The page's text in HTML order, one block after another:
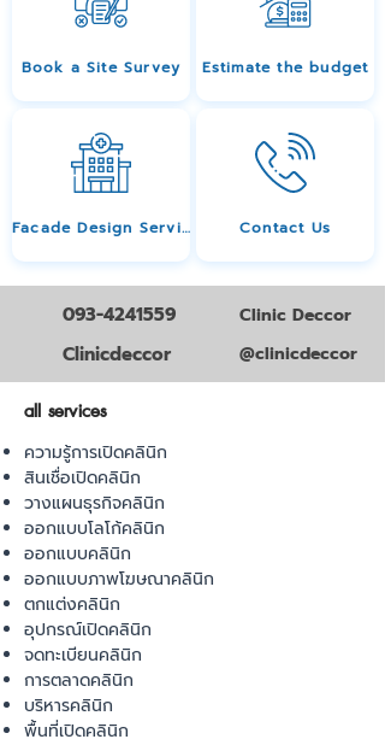
Book a Site Survey Estimate the budget
Facade Design Service Contact Us
093-4241559
Clinicdeccor
Clinic Deccor
@clinicdeccor
all services
ความรู้การเปิดคลินิก
สินเชื่อเปิดคลินิก
วางแผนธุรกิจคลินิก
ออกแบบโลโก้คลินิก
ออกแบบคลินิก
ออกแบบภาพโฆษณาคลินิก
ตกแต่งคลินิก
อุปกรณ์เปิดคลินิก
จดทะเบียนคลินิก
การตลาดคลินิก
บริหารคลินิก
พื้นที่เปิดคลินิก